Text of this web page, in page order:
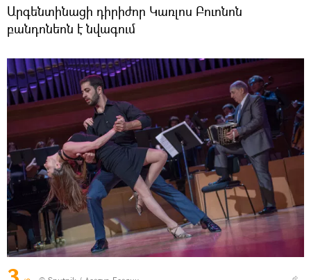
Արգենտինացի դիրիժոր Կառլոս Բուոնոն
բանդոնեոն է նվագում